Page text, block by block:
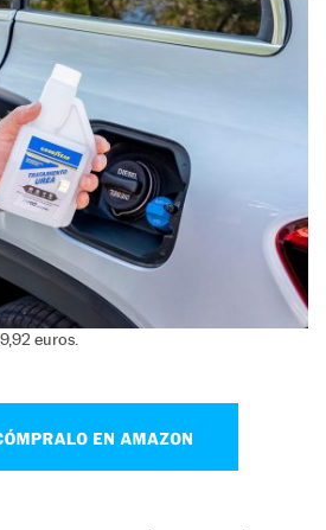
euros.